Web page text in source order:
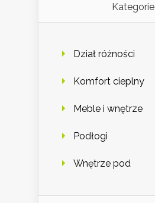
Kategorie
Dział różności
Komfort cieplny
Meble i wnętrze
Podłogi
Wnętrze pod